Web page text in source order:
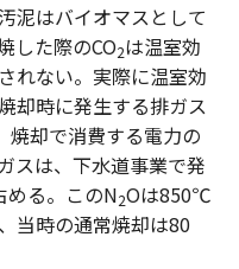
泥はバイオマスとして
した際のCO2は温室効
れない。実際に温室効
却時に発生する排ガス
焼却で消費する電力の
スは、下水道事業で発
める。このN2Oは850℃
当時の通常焼却は80